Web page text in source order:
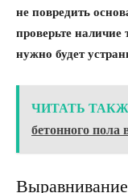
не повредить
проверьте
нужно будет
ЧИТАТЬ
бетонного пола